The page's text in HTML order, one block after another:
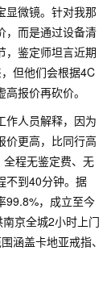
显微镜。针对我那
，而是通过设备清
，鉴定师坦言近期
但他们会根据4C
报价再砍价。
作人员解释，因为
价更高，比同行高
全程无鉴定费、无
不到40分钟。据
99.8%，成立至今
京全城2小时上门
涵盖卡地亚戒指、